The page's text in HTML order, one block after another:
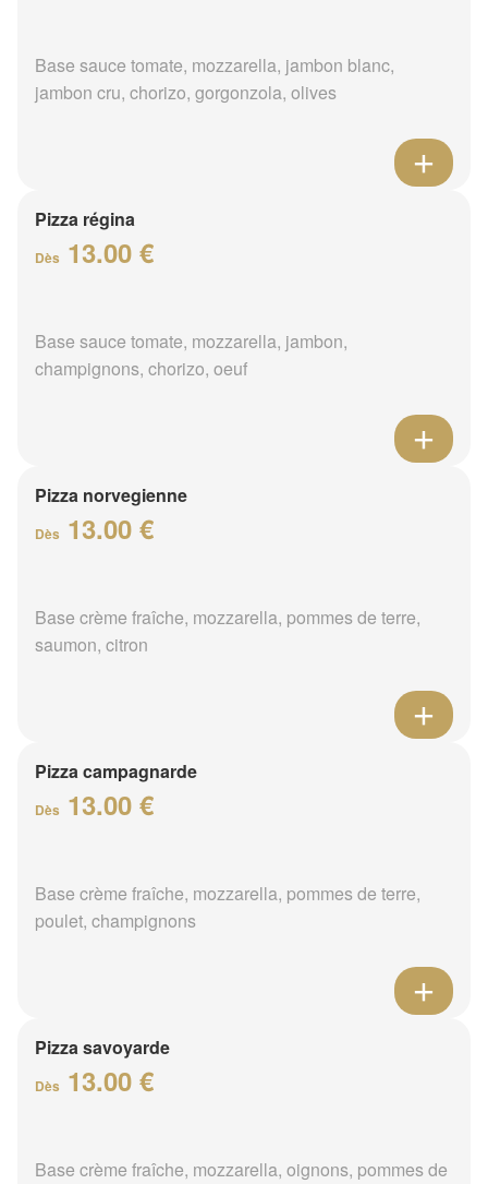
Base sauce tomate, mozzarella, jambon blanc,
jambon cru, chorizo, gorgonzola, olives
Pizza régina
Dès 13.00 €
Base sauce tomate, mozzarella, jambon,
champignons, chorizo, oeuf
Pizza norvegienne
Dès 13.00 €
Base crème fraîche, mozzarella, pommes de terre,
saumon, citron
Pizza campagnarde
Dès 13.00 €
Base crème fraîche, mozzarella, pommes de terre,
poulet, champignons
Pizza savoyarde
Dès 13.00 €
Base crème fraîche, mozzarella, oignons, pommes de